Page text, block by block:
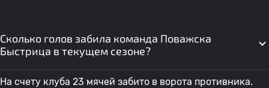
Сколько голов забила команда Поважска
Быстрица в текущем сезоне?
На счету клуба 23 мячей забито в ворота противника.